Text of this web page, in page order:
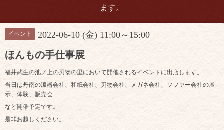
ます。
イベント 2022-06-10 (金) 11:00～15:00
ほんもの手仕事展
福井武生の池ノ上の刃物の里において開催されるイベントに出店します。
当日は丹南の漆器会社、和紙会社、刃物会社、メガネ会社、ソファー会社の展
示、体験、販売会
など開催予定です。
是非お越しください。